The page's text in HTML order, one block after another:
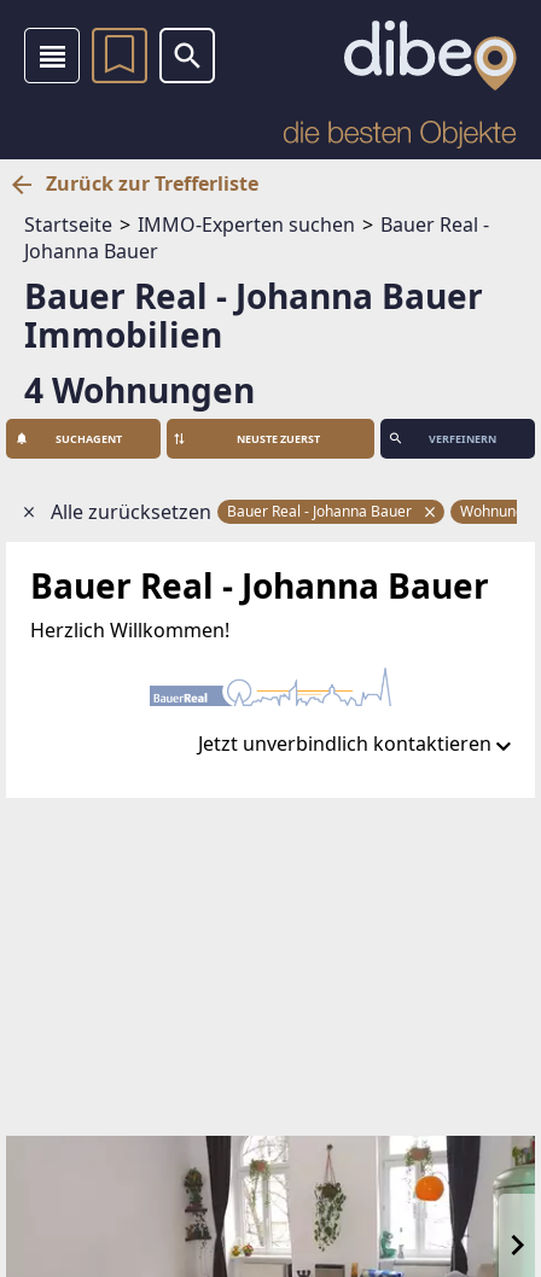
Zurück zur Trefferliste
Startseite
IMMO-Experten suchen
Bauer Real -
Johanna Bauer
Bauer Real - Johanna Bauer
Immobilien
4 Wohnungen
SUCHAGENT VERFEINERN
Alle zurücksetzen Bauer Real - Johanna Bauer
Bauer Real - Johanna Bauer
Herzlich Willkommen!
Jetzt unverbindlich kontaktieren